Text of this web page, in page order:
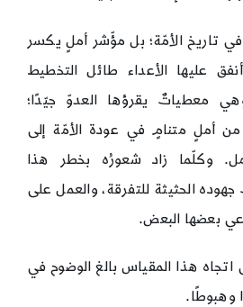
تاريخ الأمّة؛ بل مؤّشر أملٍ يكسر
عليها الأعداء طائل التخطيط
وهي معطياتٌ يقرؤها العدوّ جيّدًا؛
من أملٍ متنامٍ في عودة الأمّة إلى
وكلّما زاد شعورُه بخطر هذا
الحثيثة للتفرقة، والعمل على
بعضها البعض.
اتجاه هذا المقياس بالغ الوضوح في
وهبوطًا.